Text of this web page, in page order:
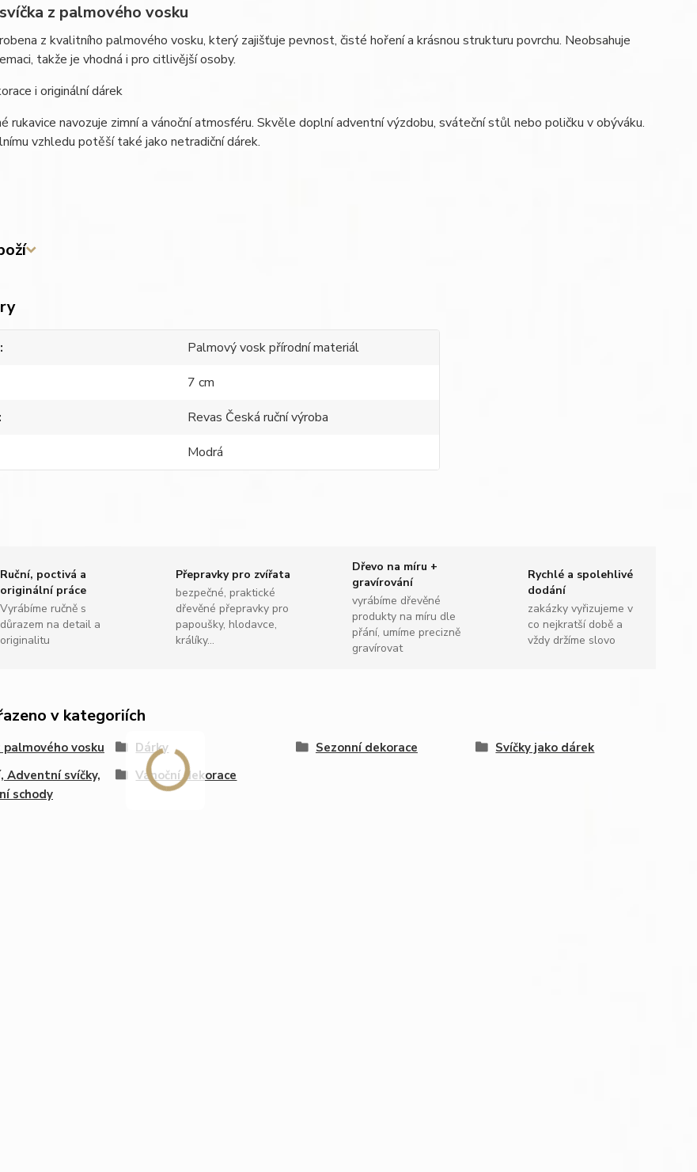
z palmového vosku
z kvalitního palmového vosku, který zajišťuje pevnost, čisté hoření a krásnou strukturu povrchu. Neobsahuje
takže je vhodná i pro citlivější osoby.
i originální dárek
rukavice navozuje zimní a vánoční atmosféru. Skvěle doplní adventní výzdobu, sváteční stůl nebo poličku v obýváku.
vzhledu potěší také jako netradiční dárek.
Palmový vosk přírodní materiál
7 cm
Revas Česká ruční výroba
Modrá
Ruční, poctivá a
originální práce
Vyrábíme ručně s
důrazem na detail a
originalitu
Přepravky pro zvířata
bezpečné, praktické
dřevěné přepravky pro
papoušky, hlodavce,
králíky...
Dřevo na míru +
gravírování
vyrábíme dřevěné
produkty na míru dle
přání, umíme precizně
gravírovat
Rychlé a spolehlivé
dodání
zakázky vyřizujeme v
co nejkratší době a
vždy držíme slovo
v kategoriích
palmového vosku Dárky Sezonní dekorace
Svíčky jako dárek
Adventní svíčky,
schody
Vánoční dekorace